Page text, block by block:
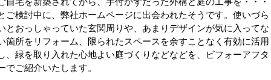
ご検討中に、弊社ホームページに出会われたそうです。使いづら
とおっしゃっていた玄関周りや、あまりデザインが気に入ってな
箇所をリフォーム、限られたスペースを余すことなく有効に活用
、緑を取り入れた心地よい庭づくりなどなどを、ビフォーアフタ
でご紹介いたします。